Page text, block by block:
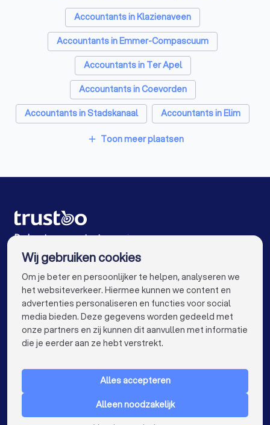
Grafisch ontwerpers in Emmen
Reclamebureaus in Emmen
Koffieautomaat leveranciers in Emmen
Accountants in Klazienaveen
Accountants in Emmer-Compascuum
Accountants in Ter Apel
Accountants in Coevorden
Accountants in Stadskanaal
Accountants in Elim
Accountants in Beilen
Accountants in Hoogeveen
Accountants in Rotterdam
Accountants in Den Haag
Accountants in Eindhoven
Accountants in Tilburg
Accountants in Groningen
Accountants in Almere
Accountants in Breda
Accountants in Nijmegen
Accountants in Arnhem
Accountants in Amersfoort
add Toon meer plaatsen
De beste accountants voor jou
VOOR PARTICULIEREN keyboard_arrow_down
Nederland
Wij gebruiken cookies
Om je beter en persoonlijker te helpen, analyseren we
het websiteverkeer. Hiermee kunnen we content en
advertenties personaliseren en functies voor social
media bieden. Deze gegevens worden gedeeld met
onze partners en zij kunnen dit aanvullen met informatie
die je eerder aan ze hebt verstrekt.
Alles accepteren
Alleen noodzakelijk